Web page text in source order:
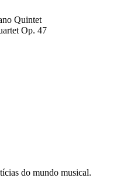
do mundo musical.